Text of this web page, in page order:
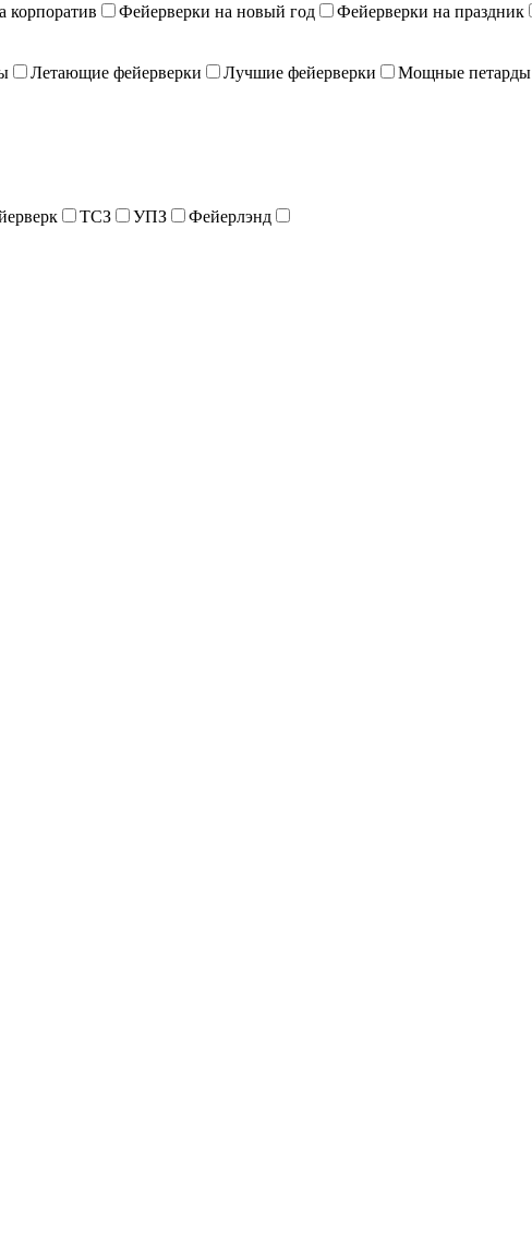
корпоратив Фейерверки на новый год
Фейерверки на праздник
Летающие фейерверки Лучшие фейерверки Мощные петарды
ТСЗ УПЗ
Фейерлэнд